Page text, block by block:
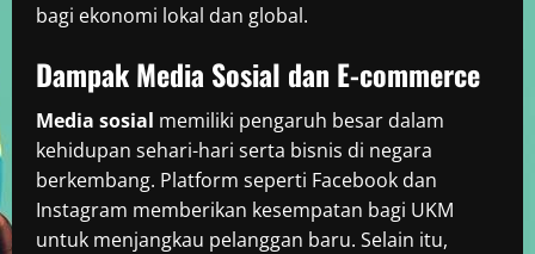
bagi ekonomi lokal dan global.
Dampak Media Sosial dan E-commerce
Media sosial memiliki pengaruh besar dalam
kehidupan sehari-hari serta bisnis di negara
berkembang. Platform seperti Facebook dan
Instagram memberikan kesempatan bagi UKM
untuk menjangkau pelanggan baru. Selain itu,